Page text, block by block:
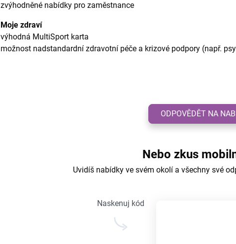
zvýhodněné nabídky pro zaměstnance
Moje zdraví
výhodná MultiSport karta
možnost nadstandardní zdravotní péče a krizové podpory (např.
ODPOVĚDĚT NA
Nebo zkus
Uvidíš nabídky ve svém okolí a všechny své
Naskenuj kód